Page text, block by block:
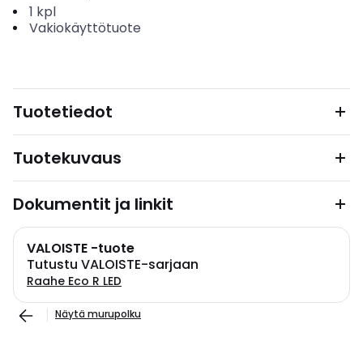
1 kpl
Vakiokäyttötuote
Tuotetiedot
Tuotekuvaus
Dokumentit ja linkit
VALOISTE -tuote
Tutustu VALOISTE-sarjaan
Raahe Eco R LED
Näytä murupolku